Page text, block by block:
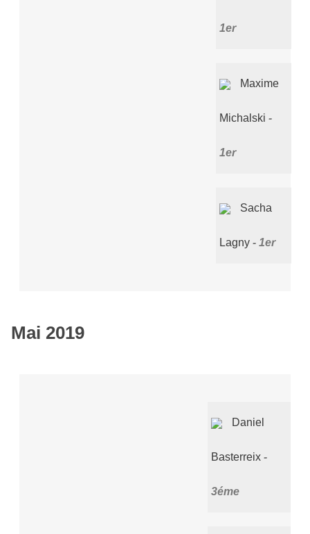
1er
Maxime
Michalski
1er
Sacha
Lagny 1er
Mai 2019
Daniel
Basterreix
3éme